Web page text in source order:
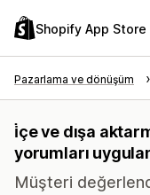
Shopify App Store
Pazarlama ve dönüşüm
i̇çe ve dışa
yorumları
Müşteri